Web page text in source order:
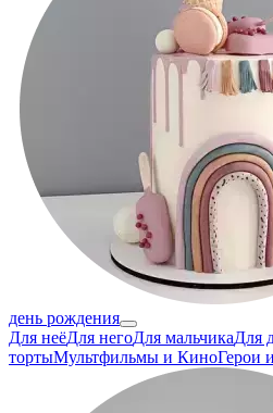
день рождения
Для неёДля негоДля мальчикаДля
тортыМультфильмы и КиноГерои